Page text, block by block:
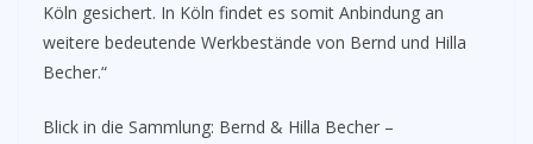
Köln gesichert. In Köln findet es somit Anbindung an
weitere bedeutende Werkbestände von Bernd und Hilla
Becher.“
Blick in die Sammlung: Bernd & Hilla Becher –